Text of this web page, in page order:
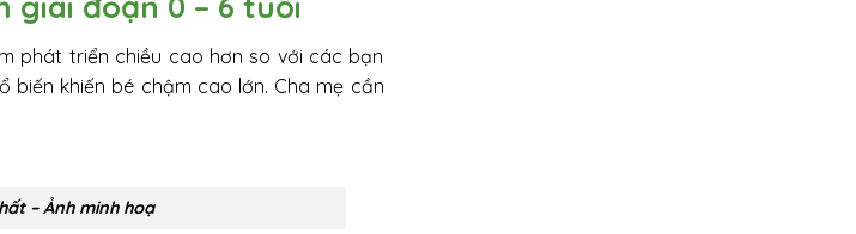
phát triển chiều cao hơn so với các bạn
biến khiến bé chậm cao lớn. Cha mẹ cần
– Ảnh minh hoạ